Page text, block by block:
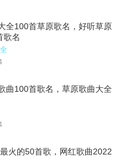
全100首草原歌名，好听草原
歌名
曲100首歌名，草原歌曲大全
火的50首歌，网红歌曲2022